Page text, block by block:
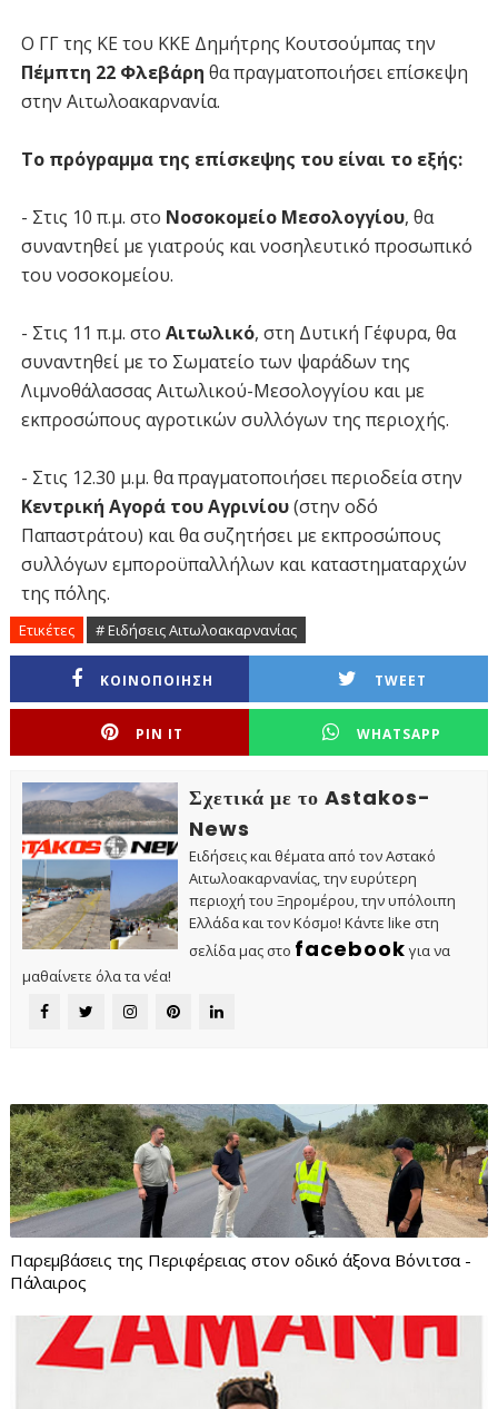
Ο ΓΓ της ΚΕ του ΚΚΕ Δημήτρης Κουτσούμπας την
Πέμπτη 22 Φλεβάρη θα πραγματοποιήσει επίσκεψη
στην Αιτωλοακαρνανία.
Το πρόγραμμα της επίσκεψης του είναι το εξής:
- Στις 10 π.μ. στο Νοσοκομείο Μεσολογγίου, θα
συναντηθεί με γιατρούς και νοσηλευτικό προσωπικό
του νοσοκομείου.
- Στις 11 π.μ. στο Αιτωλικό, στη Δυτική Γέφυρα, θα
συναντηθεί με το Σωματείο των ψαράδων της
Λιμνοθάλασσας Αιτωλικού-Μεσολογγίου και με
εκπροσώπους αγροτικών συλλόγων της περιοχής.
- Στις 12.30 μ.μ. θα πραγματοποιήσει περιοδεία στην
Κεντρική Αγορά του Αγρινίου(στην οδό
Παπαστράτου) και θα συζητήσει με εκπροσώπους
συλλόγων εμποροϋπαλλήλων και καταστηματαρχών
της πόλης.
Ετικέτες # Ειδήσεις Αιτωλοακαρνανίας
ΚΟΙΝΟΠΟΙΗΣΗ TWEET
PIN IT WHATSAPP
Σχετικά με το Astakos-
News
Ειδήσεις και θέματα από τον Αστακό
Αιτωλοακαρνανίας, την ευρύτερη
περιοχή του Ξηρομέρου, την υπόλοιπη
Ελλάδα και τον Κόσμο! Κάντε like στη
σελίδα μας στο facebook για να
μαθαίνετε όλα τα νέα!
Παρεμβάσεις της Περιφέρειας στον οδικό άξονα Βόνιτσα -
Πάλαιρος